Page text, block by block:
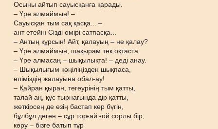
Осыны айтып сауысқанға қарады.
– Үре алмаймын! –
Сауысқан тым сақ қасқа... –
ант етейін Сізді өмірі сатпасқа...
– Антың құрсын! Айт, қалауың – не қалау?
– Үре алмаймын, шақырам тек оқтаста.
– Үре алмасаң – шықылықта! – деді анау.
– Шықылығым көңіліңізден шықпаса,
еліміздің жалауына обал-ау!
– Қайран қыран, тегеурінің тым қатты,
талай аң, құс тырнағында дір қатты,
жөткірсең де өзің бастап көр бүгін,
бұлбұл деген – сұр торғай ғой сорлы бір,
көру – бізге батып тұр